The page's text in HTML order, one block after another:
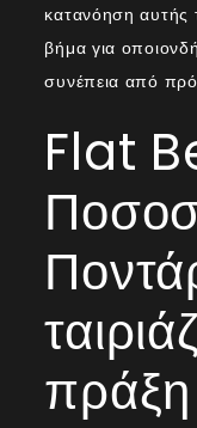
κατανόηση αυτής
βήμα για
συνέπεια από
Flat
πράξη